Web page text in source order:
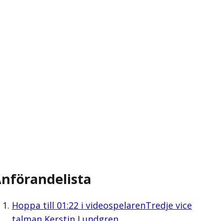
Hoppa till 01:22 i videospelarenTredje vice